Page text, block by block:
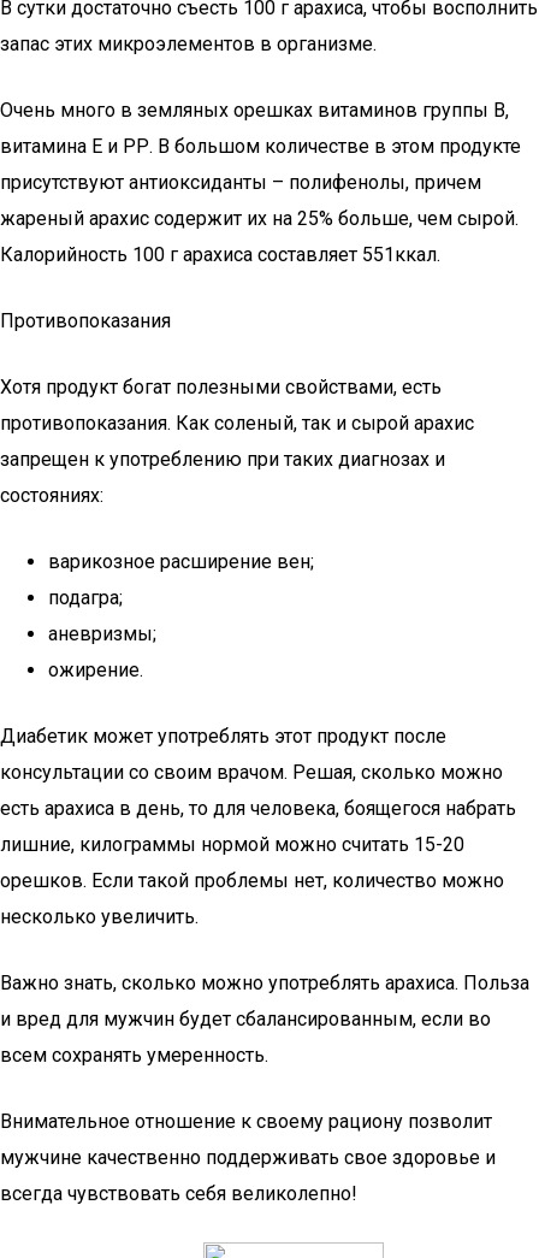
В сутки достаточно съесть 100 г арахиса, чтобы восполнить
запас этих микроэлементов в организме.
Очень много в земляных орешках витаминов группы В,
витамина Е и РР. В большом количестве в этом продукте
присутствуют антиоксиданты – полифенолы, причем
жареный арахис содержит их на 25% больше, чем сырой.
Калорийность 100 г арахиса составляет 551ккал.
Противопоказания
Хотя продукт богат полезными свойствами, есть
противопоказания. Как соленый, так и сырой арахис
запрещен к употреблению при таких диагнозах и
состояниях:
варикозное расширение вен;
подагра;
аневризмы;
ожирение.
Диабетик может употреблять этот продукт после
консультации со своим врачом. Решая, сколько можно
есть арахиса в день, то для человека, боящегося набрать
лишние, килограммы нормой можно считать 15-20
орешков. Если такой проблемы нет, количество можно
несколько увеличить.
Важно знать, сколько можно употреблять арахиса. Польза
и вред для мужчин будет сбалансированным, если во
всем сохранять умеренность.
Внимательное отношение к своему рациону позволит
мужчине качественно поддерживать свое здоровье и
всегда чувствовать себя великолепно!